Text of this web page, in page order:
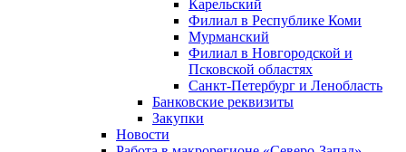
Карельский
Филиал в Республике Коми
Мурманский
Филиал в Новгородской и
Псковской областях
Санкт-Петербург и Ленобласть
Банковские реквизиты
Закупки
Новости